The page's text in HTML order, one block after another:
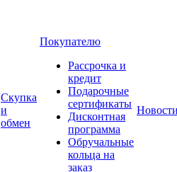
Скупка
и
обмен
Покупателю
Рассрочка и
кредит
Подарочные
сертификаты
Дисконтная
программа
Обручальные
кольца на
заказ